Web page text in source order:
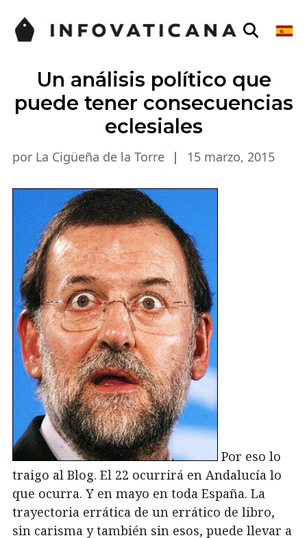
Un análisis político que
puede tener consecuencias
eclesiales
por La Cigüeña de la Torre | 15 marzo, 2015
Por eso lo
traigo al Blog. El 22 ocurrirá en Andalucía lo
que ocurra. Y en mayo en toda España. La
trayectoria errática de un errático de libro,
sin carisma y también sin esos, puede llevar a